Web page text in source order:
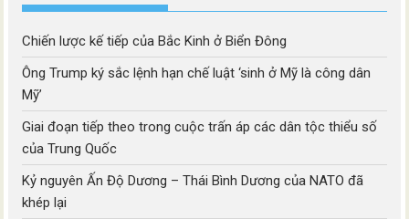
Chiến lược kế tiếp của Bắc Kinh ở Biển Đông
Ông Trump ký sắc lệnh hạn chế luật ‘sinh ở Mỹ là công dân
Mỹ’
Giai đoạn tiếp theo trong cuộc trấn áp các dân tộc thiểu số
của Trung Quốc
Kỷ nguyên Ấn Độ Dương – Thái Bình Dương của NATO đã
khép lại